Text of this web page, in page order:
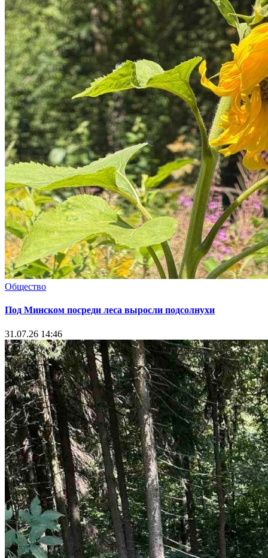
Общество
Под Минском посреди леса выросли подсолнухи
31.07.26 14:46